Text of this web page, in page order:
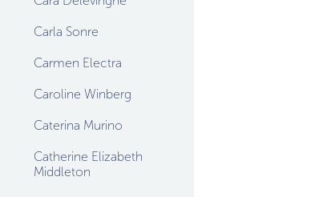
Carla Sonre
Carmen Electra
Caroline Winberg
Caterina Murino
Catherine Elizabeth
Middleton